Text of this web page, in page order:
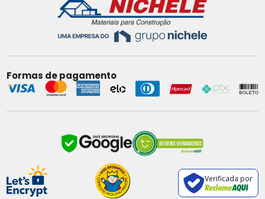
Formas de pagamento
Verificada por